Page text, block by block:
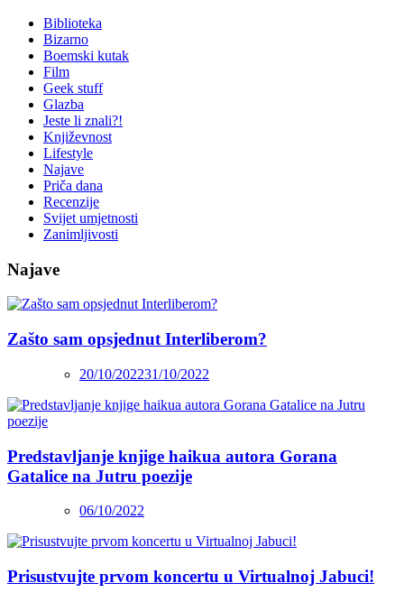
Biblioteka
Bizarno
Boemski kutak
Film
Geek stuff
Glazba
Jeste li znali?!
Književnost
Lifestyle
Najave
Priča dana
Recenzije
Svijet umjetnosti
Zanimljivosti
Najave
Zašto sam opsjednut Interliberom?
20/10/202231/10/2022
Predstavljanje knjige haikua autora Gorana
Gatalice na Jutru poezije
06/10/2022
Prisustvujte prvom koncertu u Virtualnoj Jabuci!